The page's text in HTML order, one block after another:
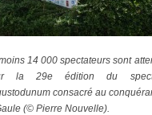
14 000 spectateurs sont
la 29e édition du
consacré au
(© Pierre Nouvelle).